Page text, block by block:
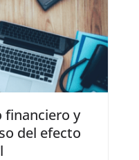
financiero y
del efecto